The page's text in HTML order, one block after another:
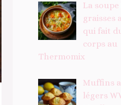
La
graisses
qui fait
corps au
Thermomix
Muffins
légers